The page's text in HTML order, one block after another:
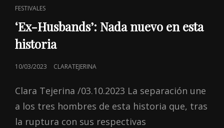
FESTIVALES
‘Ex-Husbands’: Nada nuevo en esta
historia
POSTED
10/03/2023 CLARATEJERINA
Clara Tejerina /03.10.2023 La separación une
a los tres hombres de esta historia que, tras
la ruptura con sus respectivas